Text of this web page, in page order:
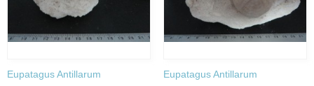
Eupatagus Antillarum Eupatagus Antillarum